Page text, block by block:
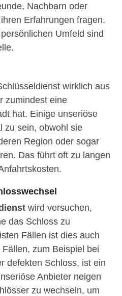
Nachbarn oder
Erfahrungen fragen.
Umfeld sind
wirklich aus
zumindest eine
hat. Einige unseriöse
zu sein, obwohl sie
Region oder sogar
Das führt oft zu langen
wird versuchen,
das Schloss zu
Fällen ist dies auch
zum Beispiel bei
defekten Schloss, ist ein
Anbieter neigen
zu wechseln, um